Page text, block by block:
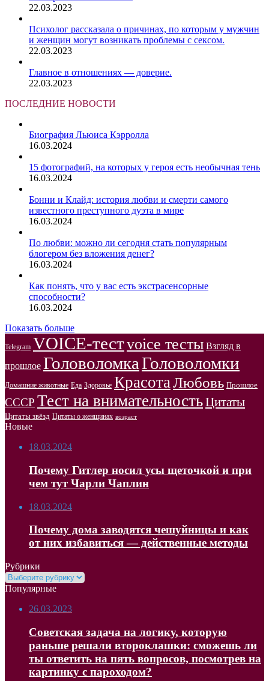
22.03.2023
Психолог рассказала о причинах, по которым у мужчин
и женщин могут возникать проблемы с сексом.
22.03.2023
Главное в отношениях — доверие.
22.03.2023
ПОСЛЕДНИЕ НОВОСТИ
Биография Льюиса Кэрролла
16.03.2024
15 фотографий, на которых у героя есть необычная тень
16.03.2024
Бонни и Клайд: история любви и смерти самого
известного преступного дуэта в мире
16.03.2024
По любви: можно ли сегодня стать популярным
блогером без вложения денег?
16.03.2024
Как понять, что у вас есть экстрасенсорные
способности?
16.03.2024
Показать больше
Telegram VOICE-тестvoice тесты Взгляд в
прошлое ГоловоломкаГоловоломки
Домашние животные Еда Здоровье КрасотаЛюбовь Прошлое
СССР Тест на внимательностьЦитаты
Цитаты звёзд Цитаты о женщинах возраст
Новые
18.03.2024
Почему Гитлер носил усы щеточкой и при
чем тут Чарли Чаплин
18.03.2024
Почему дома заводятся чешуйницы и как
от них избавиться — действенные методы
Рубрики
Рубрики
Популярные
26.03.2023
Советская задача на логику, которую
раньше решали второклашки: сможешь ли
ты ответить на пять вопросов, посмотрев на
картинку с пароходом?